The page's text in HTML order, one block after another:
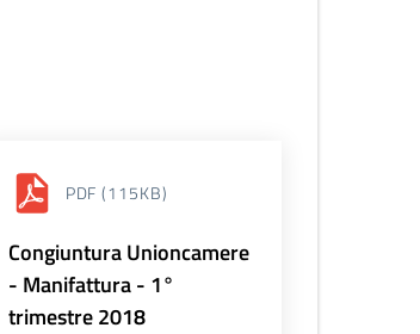
PDF (115KB)
Congiuntura Unioncamere
- Manifattura - 1°
trimestre 2018